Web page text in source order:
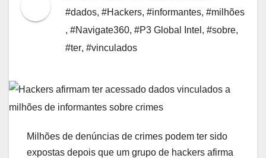
#dados, #Hackers, #informantes, #milhões
, #Navigate360, #P3 Global Intel , #sobre,
#ter, #vinculados
Milhões de denúncias de crimes podem ter sido
expostas depois que um grupo de hackers afirma